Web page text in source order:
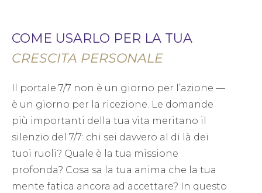
COME USARLO PER LA TUA
CRESCITA PERSONALE
Il portale 7/7 non è un giorno per l’azione —
è un giorno per la ricezione. Le domande
più importanti della tua vita meritano il
silenzio del 7/7: chi sei davvero al di là dei
tuoi ruoli? Quale è la tua missione
profonda? Cosa sa la tua anima che la tua
mente fatica ancora ad accettare? In questo